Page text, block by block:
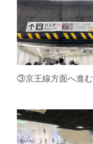
③京王線方面へ進む